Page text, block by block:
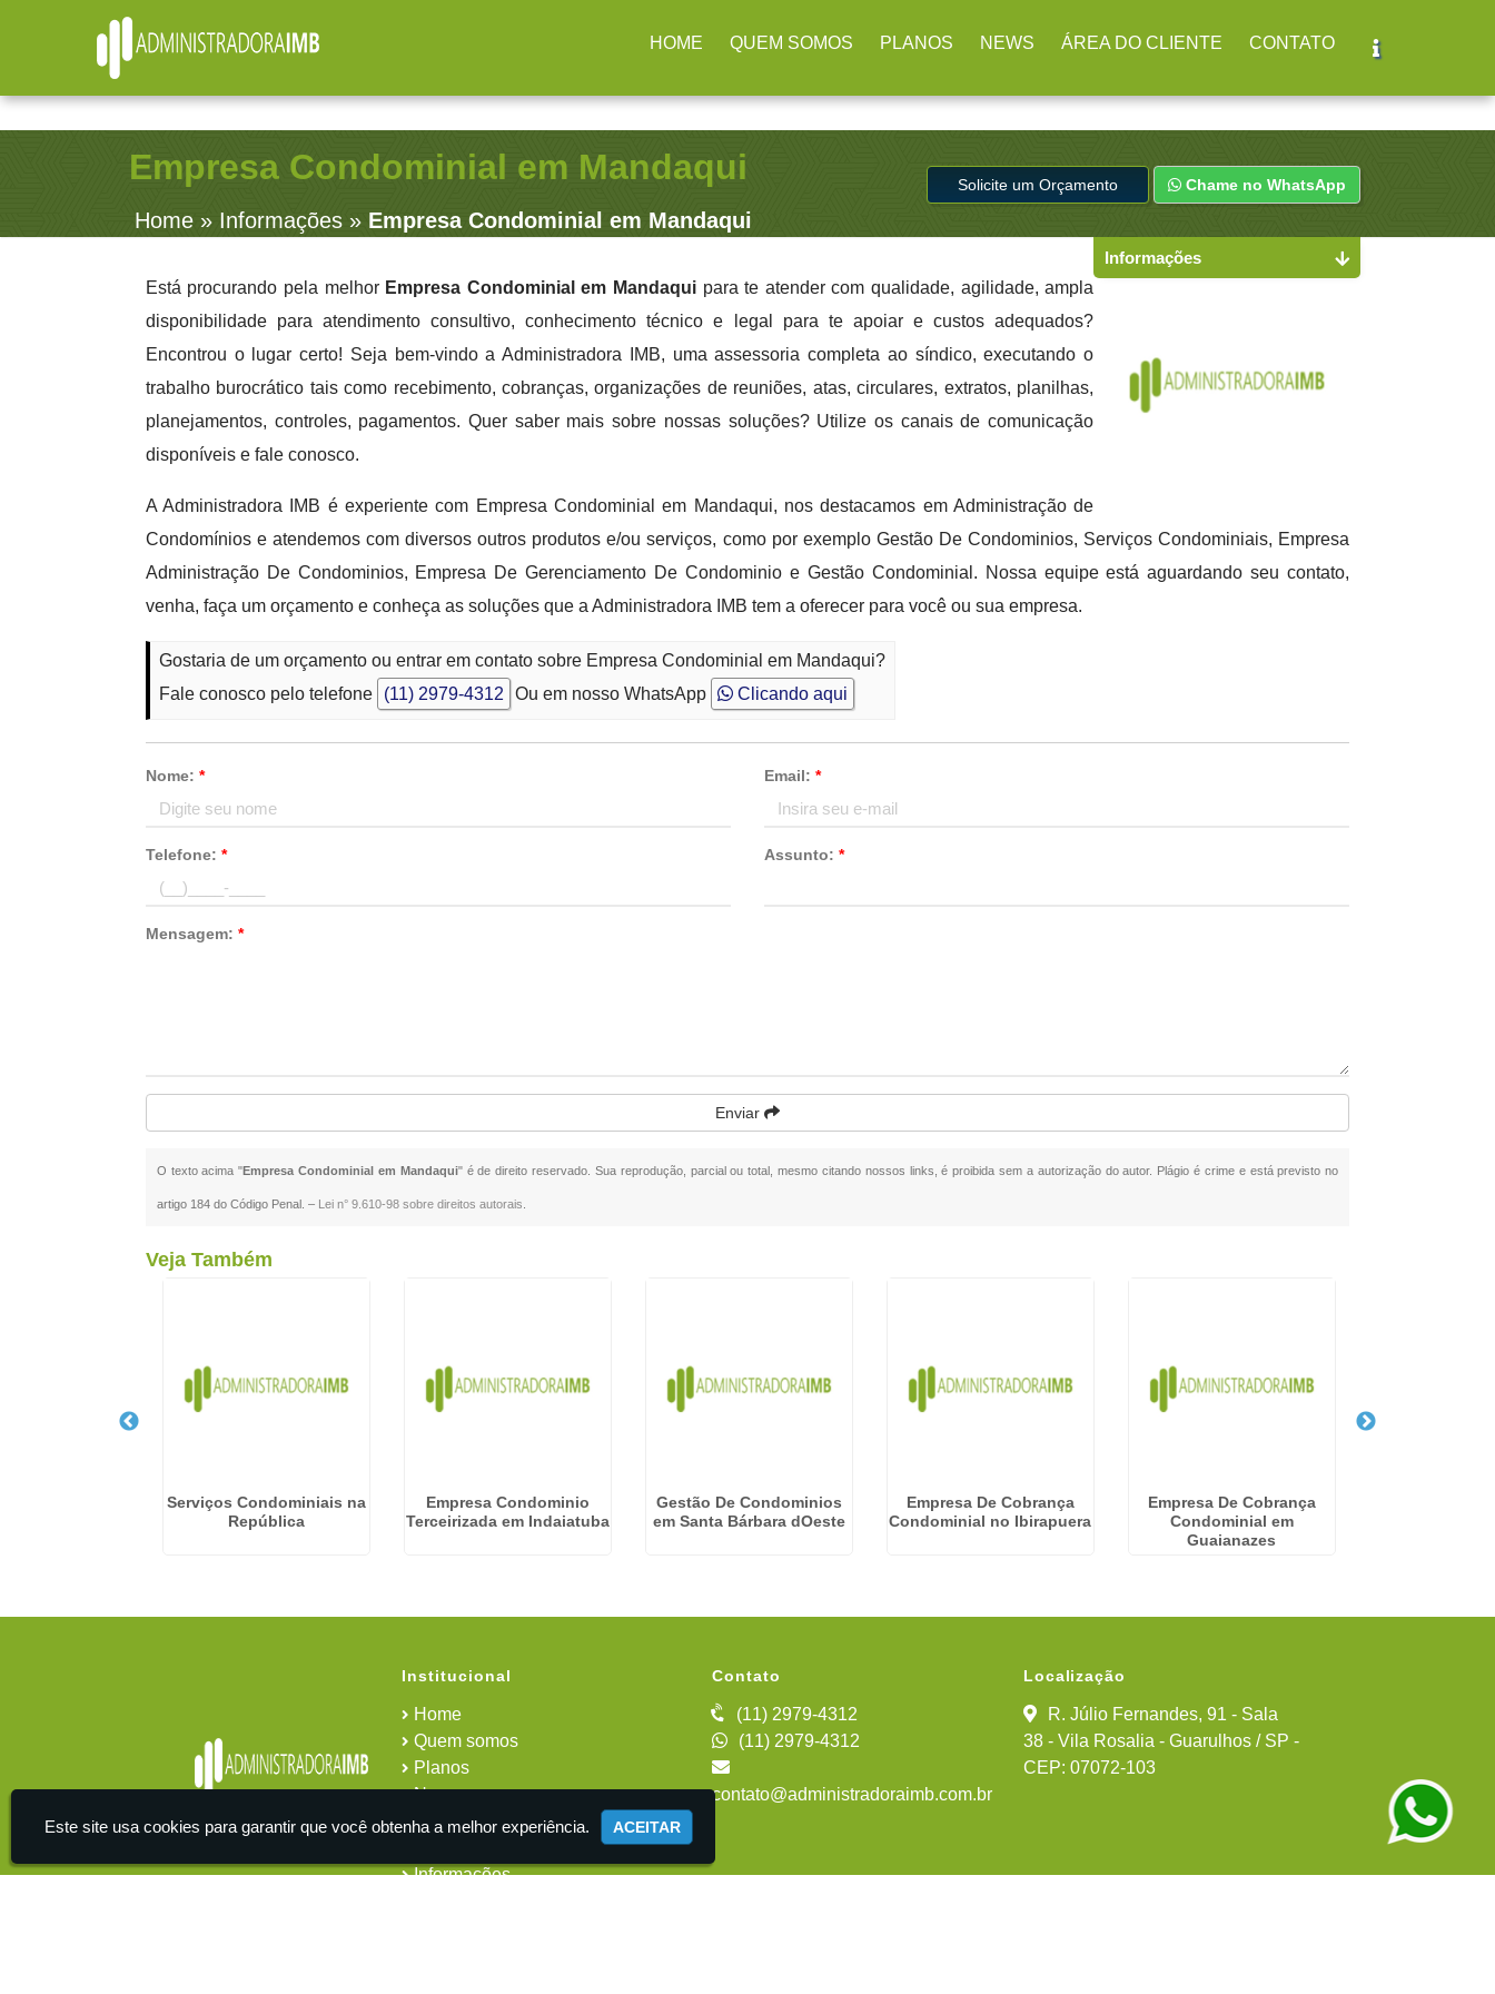
R. Júlio Fernandes, 91 - Sala 38 - Vila Rosalia - Guarulhos / SP
contato@administradoraimb.com.br
(11) 2979-4312
Empresa Condominial em Mandaqui
Home» Informações » Empresa Condominial em Mandaqui
Solicite um Orçamento Chame no WhatsApp
Está procurando pela melhor Empresa Condominial em Mandaqui para te atender com qualidade, agilidade, ampla
disponibilidade para atendimento consultivo, conhecimento técnico e legal para te apoiar e custos adequados?
Encontrou o lugar certo! Seja bem-vindo a Administradora IMB, uma assessoria completa ao síndico, executando o
trabalho burocrático tais como recebimento, cobranças, organizações de reuniões, atas, circulares, extratos, planilhas,
planejamentos, controles, pagamentos. Quer saber mais sobre nossas soluções? Utilize os canais de comunicação
disponíveis e fale conosco.
A Administradora IMB é experiente com Empresa Condominial em Mandaqui, nos destacamos em Administração de
Condomínios e atendemos com diversos outros produtos e/ou serviços, como por exemplo Gestão De Condominios, Serviços Condominiais, Empresa
Administração De Condominios, Empresa De Gerenciamento De Condominio e Gestão Condominial. Nossa equipe está aguardando seu contato,
venha, faça um orçamento e conheça as soluções que a Administradora IMB tem a oferecer para você ou sua empresa.
Gostaria de um orçamento ou entrar em contato sobre Empresa Condominial em Mandaqui?
Fale conosco pelo telefone
(11) 2979-4312 Ou em nosso WhatsApp Clicando aqui
Nome: * Email: *
Telefone: * Assunto: *
Mensagem: *
Enviar
O texto acima "Empresa Condominial em Mandaqui" é de direito reservado. Sua reprodução, parcial ou total, mesmo citando nossos links, é proibida sem a autorização do autor. Plágio é crime e está previsto no
artigo 184 do Código Penal. – Lei n° 9.610-98 sobre direitos autorais
Informações
Veja Também
Serviços Condominiais na
República
Empresa Condominio
Terceirizada em Indaiatuba
Gestão De Condominios
em Santa Bárbara dOeste
Empresa De Cobrança
Condominial no Ibirapuera
Empresa De Cobrança
Condominial em
Guaianazes
Institucional
Home
Quem somos
Planos
News
Área do cliente
Informações
Contato
(11) 2979-4312
(11) 2979-4312
contato@administradoraimb.com.br
Localização
R. Júlio Fernandes, 91 - Sala
38 - Vila Rosalia - Guarulhos / SP -
CEP: 07072-103
Este site usa cookies para garantir que você obtenha a melhor experiência. ACEITAR